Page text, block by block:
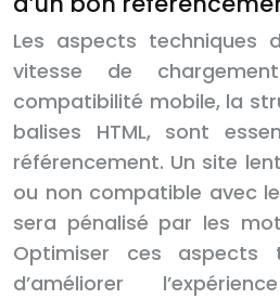
Les aspects techniques
vitesse de
compatibilité mobile, la
balises HTML, sont
référencement. Un site
ou non compatible avec
sera pénalisé par les
Optimiser ces aspects
d’améliorer